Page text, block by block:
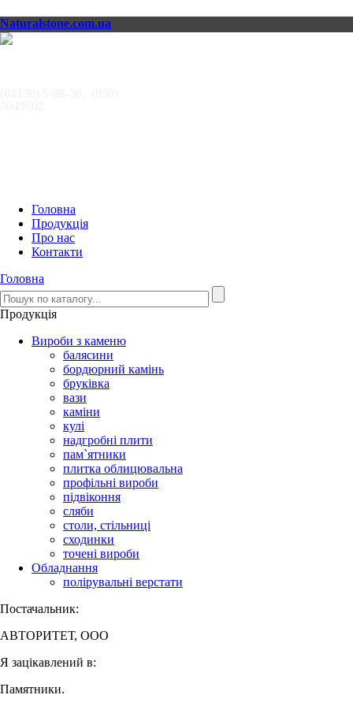
Naturalstone.com.ua
Головна
Продукція
Про нас
Контакти
Головна
Продукція
Вироби з каменю
балясини
бордюрний камінь
бруківка
вази
каміни
кулі
надгробні плити
пам`ятники
плитка облицювальна
профільні вироби
підвіконня
сляби
столи, стільниці
сходинки
точені вироби
Обладнання
полірувальні верстати
Постачальник:
АВТОРИТЕТ, ООО
Я зацікавлений в:
Памятники.